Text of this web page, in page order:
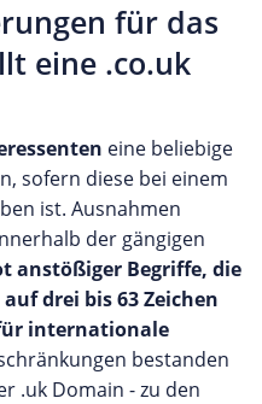
für das
eine .co.uk
eine beliebige
sofern diese bei einem
ist. Ausnahmen
der gängigen
anstößiger Begriffe, die
drei bis 63 Zeichen
internationale
bestanden
.uk Domain - zu den